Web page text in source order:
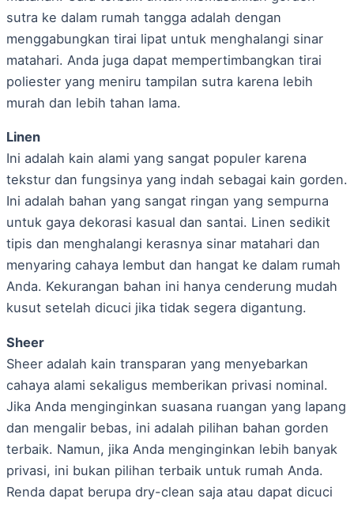
sutra ke dalam rumah tangga adalah dengan
menggabungkan tirai lipat untuk menghalangi sinar
matahari. Anda juga dapat mempertimbangkan tirai
poliester yang meniru tampilan sutra karena lebih
murah dan lebih tahan lama.
Linen
Ini adalah kain alami yang sangat populer karena
tekstur dan fungsinya yang indah sebagai kain gorden.
Ini adalah bahan yang sangat ringan yang sempurna
untuk gaya dekorasi kasual dan santai. Linen sedikit
tipis dan menghalangi kerasnya sinar matahari dan
menyaring cahaya lembut dan hangat ke dalam rumah
Anda. Kekurangan bahan ini hanya cenderung mudah
kusut setelah dicuci jika tidak segera digantung.
Sheer
Sheer adalah kain transparan yang menyebarkan
cahaya alami sekaligus memberikan privasi nominal.
Jika Anda menginginkan suasana ruangan yang lapang
dan mengalir bebas, ini adalah pilihan bahan gorden
terbaik. Namun, jika Anda menginginkan lebih banyak
privasi, ini bukan pilihan terbaik untuk rumah Anda.
Renda dapat berupa dry-clean saja atau dapat dicuci